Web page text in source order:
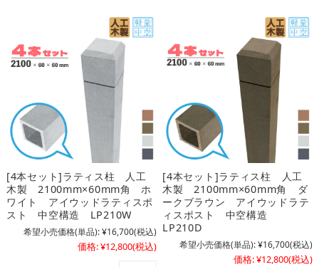
[4本セット]ラティス柱 人工
木製 2100mm×60mm角 ホ
ワイト アイウッドラティスポ
スト 中空構造 LP210W
希望小売価格(単品):¥16,700(税込)
価格:¥12,800(税込)
[4本セット]ラティス柱 人工
木製 2100mm×60mm角 ダ
ークブラウン アイウッドラテ
ィスポスト 中空構造
LP210D
希望小売価格(単品):¥16,700(税込)
価格:¥12,800(税込)